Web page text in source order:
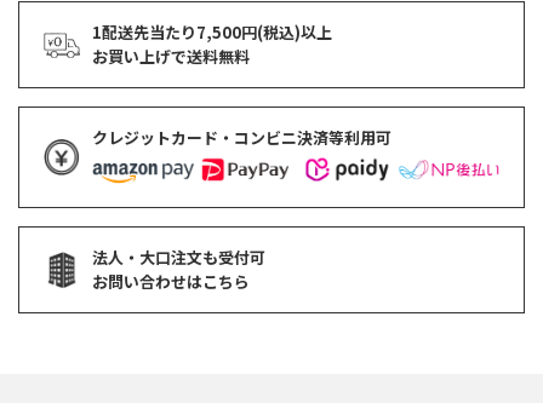
1配送先当たり7,500円(税込)以上
お買い上げで送料無料
クレジットカード・コンビニ決済等利用可
法人・大口注文も受付可
お問い合わせはこちら